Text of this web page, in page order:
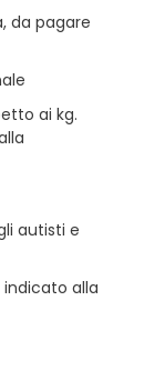
da pagare
ai kg.
autisti e
alla